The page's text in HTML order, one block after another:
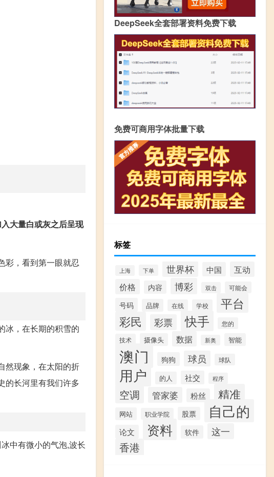
大量白或灰之后呈现
彩，看到第一眼就忍
冰，在长期的积雪的
然现象，在太阳的折
的长河里有我们许多
中有微小的气泡,波长
DeepSeek全套部署资料免费下载
免费可商用字体批量下载
标签
上海 下单 世界杯 中国
互动
价格
内容 博彩 双击 可能会
号码 品牌 在线 学校 平台
彩民 彩票 快手
您的
技术
摄像头 数据 新奥 智能
澳门 狗狗 球员 球队
用户 的人 社交 程序
空调 管家婆 粉丝 精准
网站 职业学院 股票 自己的
论文 资料 软件 这一
香港